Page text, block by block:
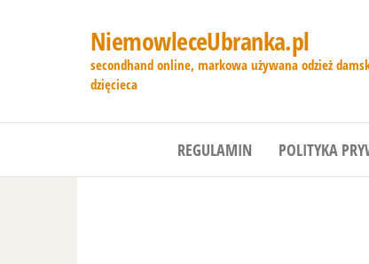
NiemowleceUbranka.pl
secondhand online, markowa używana odzież
dzięcieca
REGULAMIN POLITYKA